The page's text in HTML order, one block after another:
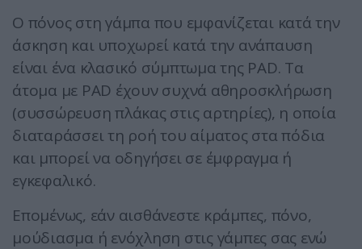
Ο πόνος στη γάμπα που εμφανίζεται κατά την
άσκηση και υποχωρεί κατά την ανάπαυση
είναι ένα κλασικό σύμπτωμα της PAD. Τα
άτομα με PAD έχουν συχνά αθηροσκλήρωση
(συσσώρευση πλάκας στις αρτηρίες), η οποία
διαταράσσει τη ροή του αίματος στα πόδια
και μπορεί να οδηγήσει σε έμφραγμα ή
εγκεφαλικό.
Επομένως, εάν αισθάνεστε κράμπες, πόνο,
μούδιασμα ή ενόχληση στις γάμπες σας ενώ